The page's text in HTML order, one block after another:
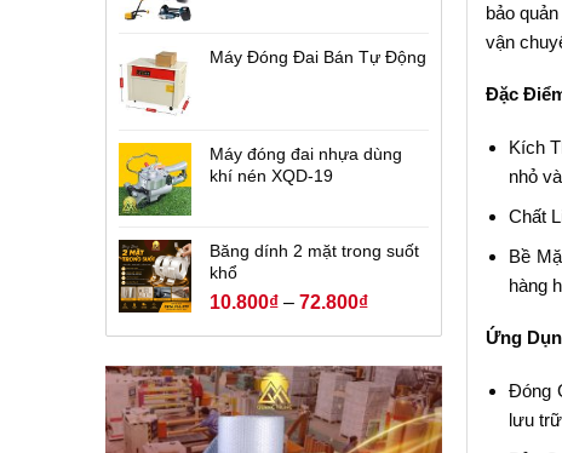
Máy Đóng Đai Bán Tự Động
Máy đóng đai nhựa dùng
khí nén XQD-19
Băng dính 2 mặt trong suốt
khổ
10.800₫ – 72.800₫
bảo
vận
Đặc
Kích
nhỏ
Chất
Bề
hàng
Ứng
Đóng
lưu